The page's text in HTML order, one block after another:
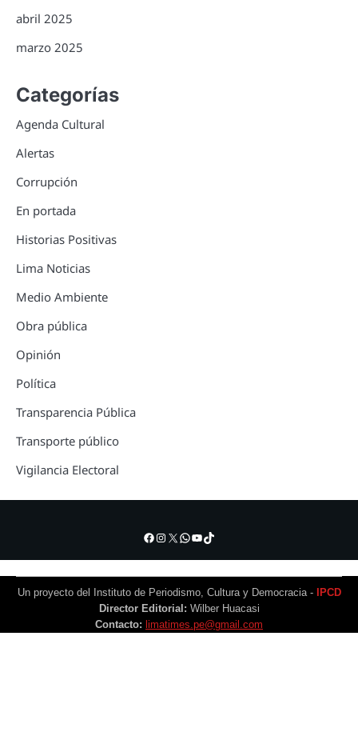
abril 2025
marzo 2025
Categorías
Agenda Cultural
Alertas
Corrupción
En portada
Historias Positivas
Lima Noticias
Medio Ambiente
Obra pública
Opinión
Política
Transparencia Pública
Transporte público
Vigilancia Electoral
Facebook
Instagram
X WhatsApp
YouTube
TikTok
Un proyecto del Instituto de Periodismo, Cultura y Democracia -
IPCD
Director Editorial: Wilber Huacasi
Contacto: limatimes.pe@gmail.com